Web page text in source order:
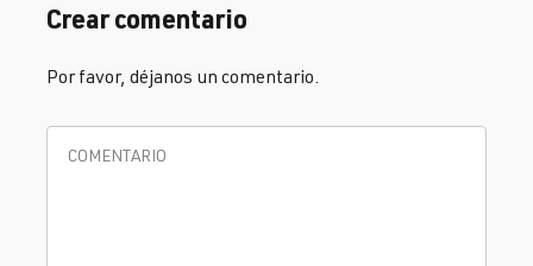
Crear comentario
Por favor, déjanos un comentario.